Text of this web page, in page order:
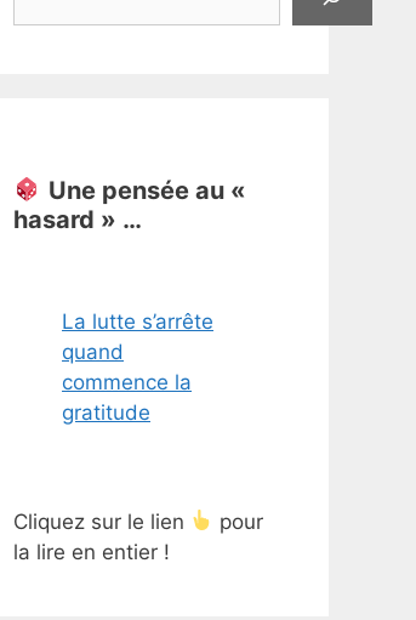
Une pensée au «
hasard » …
La lutte s’arrête
quand
commence la
gratitude
Cliquez sur le lien
pour
la lire en entier !